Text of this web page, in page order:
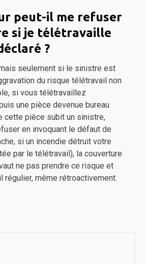
peut-il me refuser
si je télétravaille
?
seulement si le sinistre est
du risque télétravail non
si vous télétravaillez
une pièce devenue bureau
cette pièce subit un sinistre,
en invoquant le défaut de
si un incendie détruit votre
par le télétravail), la couverture
ne pas prendre ce risque et
régulier, même rétroactivement.